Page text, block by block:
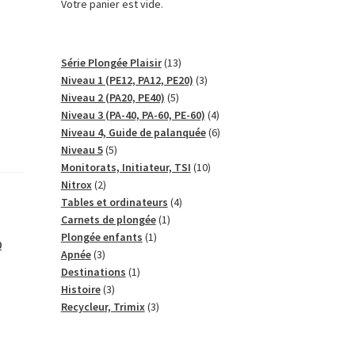
Votre panier est vide.
Série Plongée Plaisir 1313
produits
Niveau 1 (PE12, PA12, PE20) 33
Niveau 2 (PA20, PE40) 55
produits
Niveau 3 (PA-40, PA-60, PE-60) 44
produits
Niveau 4, Guide de palanquée 66
Niveau 5 55
produits
Monitorats, Initiateur, TSI 1010
Nitrox 22
produits
Tables et ordinateurs 44
Carnets de plongée 11
Plongée enfants 11
Apnée 33
produits
Destinations 11
Histoire 33
produits
Recycleur, Trimix 33